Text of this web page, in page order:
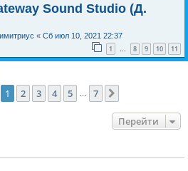
Sound Studio (Д.
« Сб июл 10, 2021 22:37
1 8 9 10 11
Страница из
1 2 3 4 5 7
Перейти